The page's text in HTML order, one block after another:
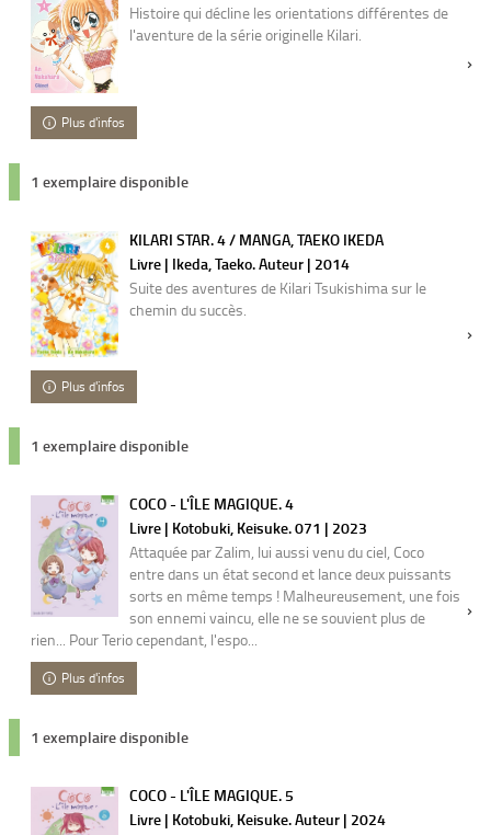
Histoire qui décline les orientations différentes de
l'aventure de la série originelle Kilari.
Plus d'infos
1 exemplaire disponible
KILARI STAR. 4 / MANGA, TAEKO IKEDA
Livre | Ikeda, Taeko. Auteur | 2014
Suite des aventures de Kilari Tsukishima sur le
chemin du succès.
Plus d'infos
1 exemplaire disponible
COCO - L'ÎLE MAGIQUE. 4
Livre | Kotobuki, Keisuke. 071 | 2023
Attaquée par Zalim, lui aussi venu du ciel, Coco
entre dans un état second et lance deux puissants
sorts en même temps ! Malheureusement, une fois
son ennemi vaincu, elle ne se souvient plus de
rien... Pour Terio cependant, l'espo...
Plus d'infos
1 exemplaire disponible
COCO - L'ÎLE MAGIQUE. 5
Livre | Kotobuki, Keisuke. Auteur | 2024